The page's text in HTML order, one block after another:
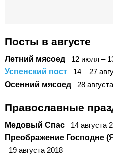
Посты в августе
Летний мясоед 12 июля –
Успенский пост
14 – 27
Осенний мясоед
28 августа
Православные
Медовый Спас 14 августа
Преображение Господне
19 августа 2018